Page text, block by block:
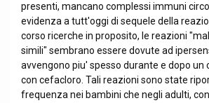
presenti, mancano complessi immuni
evidenza a tutt'oggi di sequele della
corso ricerche in proposito, le reazioni
simili" sembrano essere dovute ad
avvengono piu' spesso durante e dopo
con cefacloro. Tali reazioni sono state
frequenza nei bambini che negli adulti,